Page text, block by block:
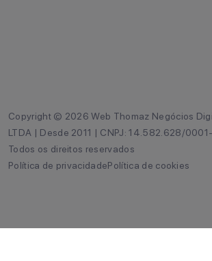
Copyright © 2026 Web Thomaz Negócios
LTDA | Desde 2011 | CNPJ: 14.582.628/
Todos os direitos reservados
Política de privacidadePolítica de cookies